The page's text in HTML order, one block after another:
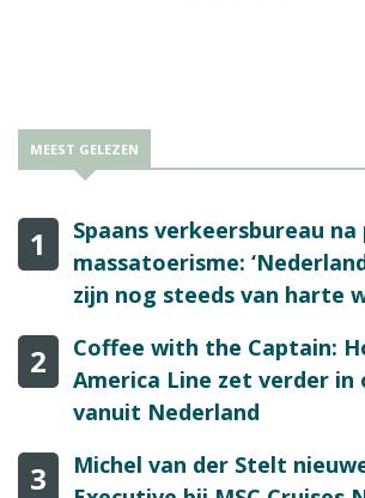
MEEST GELEZEN
1
Spaans verkeersbureau
massatoerisme:
zijn nog steeds van harte
2
Coffee with the Captain:
America Line zet verder
vanuit Nederland
3
Michel van der Stelt